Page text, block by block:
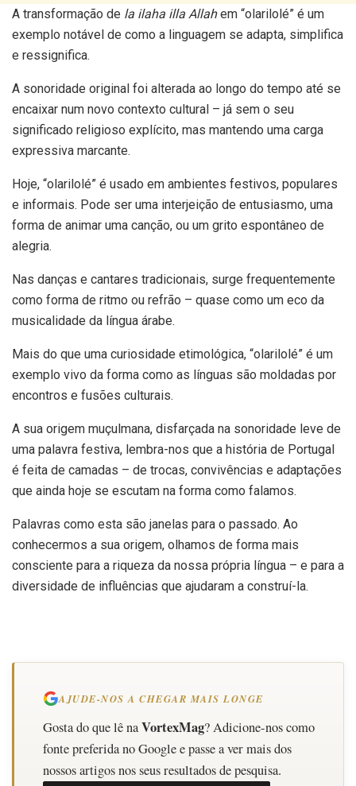
A transformação de la ilaha illa Allahem “olarilolé” é um
exemplo notável de como a linguagem se adapta, simplifica
e ressignifica.
A sonoridade original foi alterada ao longo do tempo até se
encaixar num novo contexto cultural – já sem o seu
significado religioso explícito, mas mantendo uma carga
expressiva marcante.
Hoje, “olarilolé” é usado em ambientes festivos, populares
e informais. Pode ser uma interjeição de entusiasmo, uma
forma de animar uma canção, ou um grito espontâneo de
alegria.
Nas danças e cantares tradicionais, surge frequentemente
como forma de ritmo ou refrão – quase como um eco da
musicalidade da língua árabe.
Mais do que uma curiosidade etimológica, “olarilolé” é um
exemplo vivo da forma como as línguas são moldadas por
encontros e fusões culturais.
A sua origem muçulmana, disfarçada na sonoridade leve de
uma palavra festiva, lembra-nos que a história de Portugal
é feita de camadas – de trocas, convivências e adaptações
que ainda hoje se escutam na forma como falamos.
Palavras como esta são janelas para o passado. Ao
conhecermos a sua origem, olhamos de forma mais
consciente para a riqueza da nossa própria língua – e para a
diversidade de influências que ajudaram a construí-la.
AJUDE-NOS A CHEGAR MAIS LONGE
Gosta do que lê naVortexMag? Adicione-nos como
fonte preferida no Google e passe a ver mais dos
nossos artigos nos seus resultados de pesquisa.